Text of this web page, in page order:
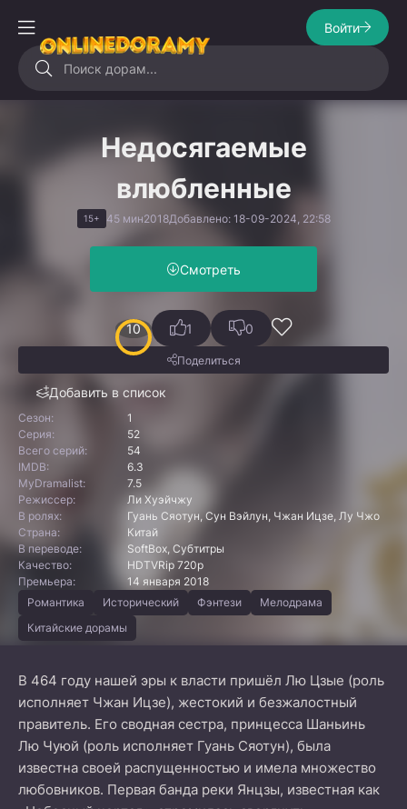
Войти
Недосягаемые
влюбленные
15+ 45 мин2018Добавлено: 18-09-2024, 22:58
Смотреть
10
Добавить в список
1 0
Поделиться
Сезон:
1
Серия:
52
Всего серий:
54
IMDB:
6.3
MyDramalist:
7.5
Режиссер:
Ли Хуэйчжу
В ролях:
Гуань Сяотун, Сун Вэйлун, Чжан Ицзе, Лу Чжо
Страна:
Китай
В переводе:
SoftBox, Субтитры
Качество:
HDTVRip 720p
Премьера:
14 января 2018
Романтика
Исторический Фэнтези
Мелодрама
Китайские дорамы
В 464 году нашей эры к власти пришёл Лю Цзые (роль
исполняет Чжан Ицзе), жестокий и безжалостный
правитель. Его сводная сестра, принцесса Шаньинь
Лю Чуюй (роль исполняет Гуань Сяотун), была
известна своей распущенностью и имела множество
любовников. Первая банда реки Янцзы, известная как